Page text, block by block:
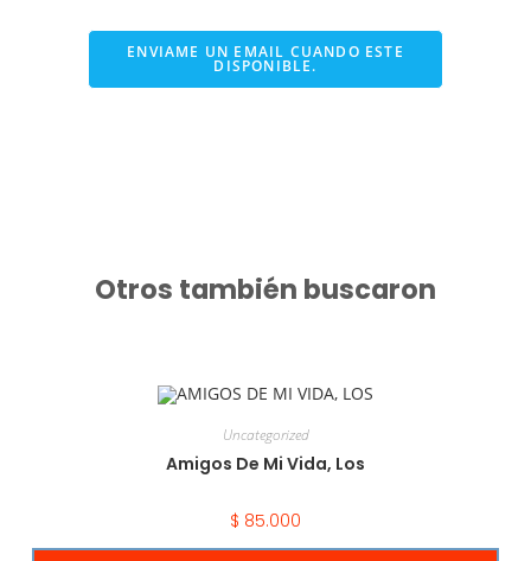
ENVIAME UN EMAIL CUANDO ESTE
DISPONIBLE.
Otros también buscaron
Uncategorized
Amigos De Mi Vida, Los
$ 85.000